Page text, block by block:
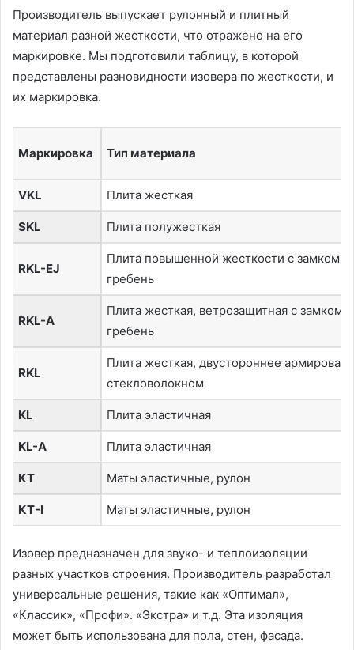
Производитель выпускает рулонный и плитный
материал разной жесткости, что отражено на его
маркировке. Мы подготовили таблицу, в которой
представлены разновидности изовера по жесткости, и
их маркировка.
Маркировка Тип материала
VKL Плита жесткая
SKL Плита полужесткая
RKL-EJ
Плита повышенной жесткости с замком
гребень
RKL-A
Плита жесткая, ветрозащитная с замком
гребень
RKL
Плита жесткая, двустороннее
стекловолокном
KL Плита эластичная
KL-A Плита эластичная
КТ Маты эластичные, рулон
КТ-I Маты эластичные, рулон
Изовер предназначен для звуко- и теплоизоляции
разных участков строения. Производитель разработал
универсальные решения, такие как «Оптимал»,
«Классик», «Профи». «Экстра» и т.д. Эта изоляция
может быть использована для пола, стен, фасада.